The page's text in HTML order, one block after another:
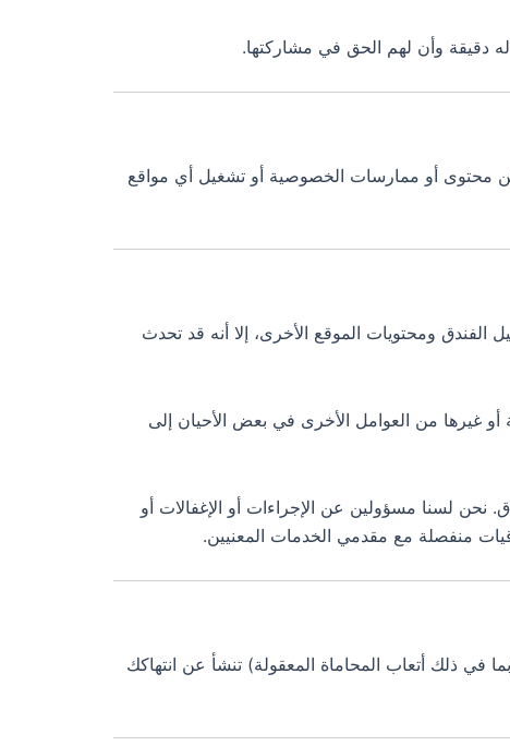
دقيقة وأن لهم الحق في مشاركتها.
محتوى أو ممارسات الخصوصية أو تشغيل أي مواقع
ومحتويات الموقع الأخرى، إلا أنه قد تحدث
غيرها من العوامل الأخرى في بعض الأحيان إلى
لسنا مسؤولين عن الإجراءات أو الإغفالات أو
منفصلة مع مقدمي الخدمات المعنيين.
في ذلك أتعاب المحاماة المعقولة) تنشأ عن انتهاكك